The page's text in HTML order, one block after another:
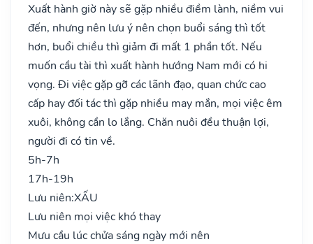
Xuất hành giờ này sẽ gặp nhiều điềm lành, niềm vui
đến, nhưng nên lưu ý nên chọn buổi sáng thì tốt
hơn, buổi chiều thì giảm đi mất 1 phần tốt. Nếu
muốn cầu tài thì xuất hành hướng Nam mới có hi
vọng. Đi việc gặp gỡ các lãnh đạo, quan chức cao
cấp hay đối tác thì gặp nhiều may mắn, mọi việc êm
xuôi, không cần lo lắng. Chăn nuôi đều thuận lợi,
người đi có tin về.
5h-7h
17h-19h
Lưu niên:XẤU
Lưu niên mọi việc khó thay
Mưu cầu lúc chửa sáng ngày mới nên